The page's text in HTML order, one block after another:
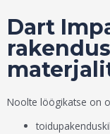
Dart
Noolte löögikatse on